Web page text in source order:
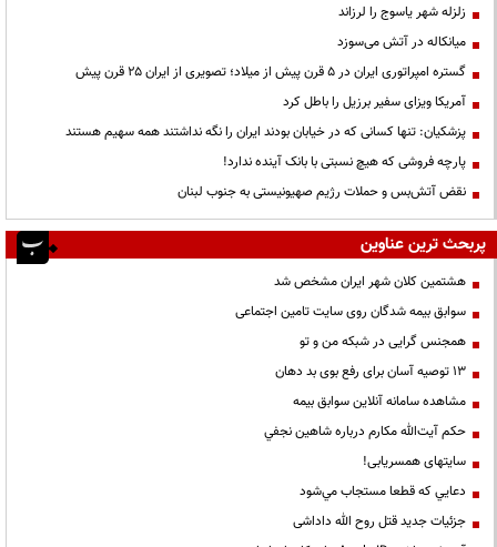
زلزله شهر یاسوج را لرزاند
میانکاله در آتش می‌سوزد
گستره امپراتوری ایران در ۵ قرن پیش از میلاد؛ تصویری از ایران ۲۵ قرن پیش
آمریکا ویزای سفیر برزیل را باطل کرد
پزشکیان: تنها کسانی که در خیابان بودند ایران را نگه نداشتند همه سهیم هستند
پارچه فروشی که هیچ نسبتی با بانک آینده ندارد!
نقض آتش‌بس و حملات رژیم صهیونیستی به جنوب لبنان
پربحث ترین عناوین
هشتمین کلان شهر ایران مشخص شد
سوابق بیمه شدگان روی سایت تامین اجتماعی
همجنس گرایی در شبکه من و تو
13 توصیه آسان برای رفع بوی بد دهان
مشاهده سامانه آنلاين سوابق بیمه
حكم آيت‌الله مكارم درباره شاهين نجفي
سایتهای همسریابی!
دعايي كه قطعا مستجاب مي‌شود
جزئیات جدید قتل روح الله داداشی